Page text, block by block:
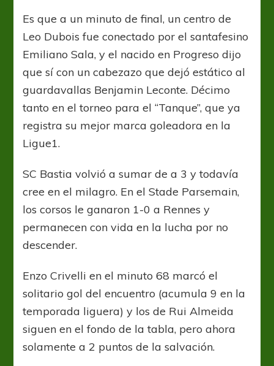
Es que a un minuto de final, un centro de
Leo Dubois fue conectado por el santafesino
Emiliano Sala, y el nacido en Progreso dijo
que sí con un cabezazo que dejó estático al
guardavallas Benjamin Leconte. Décimo
tanto en el torneo para el “Tanque”, que ya
registra su mejor marca goleadora en la
Ligue1.
SC Bastia volvió a sumar de a 3 y todavía
cree en el milagro. En el Stade Parsemain,
los corsos le ganaron 1-0 a Rennes y
permanecen con vida en la lucha por no
descender.
Enzo Crivelli en el minuto 68 marcó el
solitario gol del encuentro (acumula 9 en la
temporada liguera) y los de Rui Almeida
siguen en el fondo de la tabla, pero ahora
solamente a 2 puntos de la salvación.